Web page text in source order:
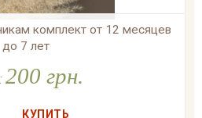
комплект от 12 месяцев
до 7 лет
В наличии
200 грн.